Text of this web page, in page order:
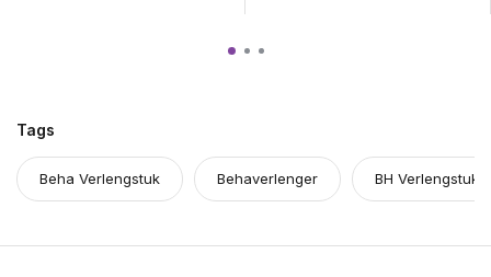
Tags
Beha Verlengstuk Behaverlenger BH Verlengstuk